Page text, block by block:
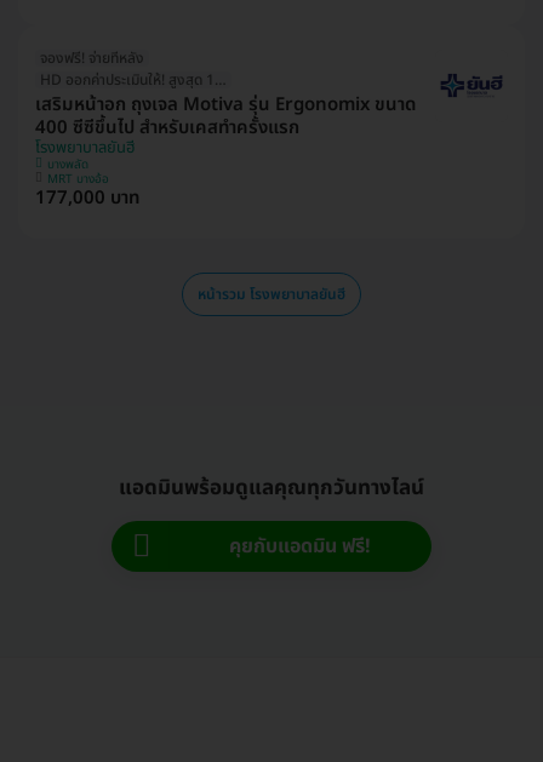
จองฟรี! จ่ายทีหลัง
HD ออกค่าประเมินให้! สูงสุด 1500 บ.
เสริมหน้าอก ถุงเจล Motiva รุ่น Ergonomix ขนาด
400 ซีซีขึ้นไป สำหรับเคสทำครั้งแรก
โรงพยาบาลยันฮี
บางพลัด
MRT บางอ้อ
177,000 บาท
หน้ารวม โรงพยาบาลยันฮี
แอดมินพร้อมดูแลคุณทุกวันทางไลน์
คุยกับแอดมิน ฟรี!